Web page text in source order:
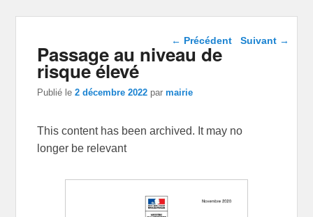
Navigation dans les
← Précédent Suivant →
Passage au niveau de
risque élevé
Publié le2 décembre 2022 parmairie
This content has been archived. It may no
longer be relevant